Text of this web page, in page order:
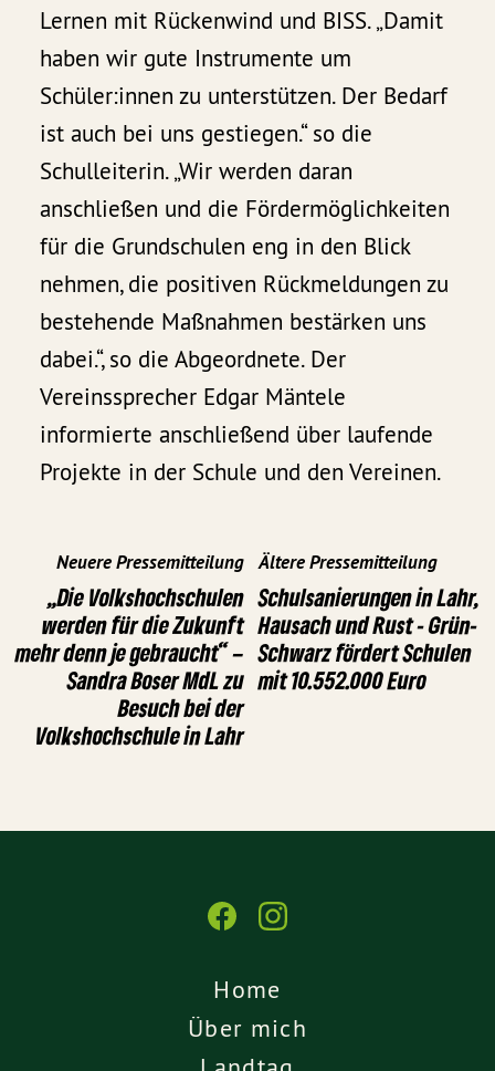
Lernen mit Rückenwind und BISS. „Damit
haben wir gute Instrumente um
Schüler:innen zu unterstützen. Der Bedarf
ist auch bei uns gestiegen.“ so die
Schulleiterin. „Wir werden daran
anschließen und die Fördermöglichkeiten
für die Grundschulen eng in den Blick
nehmen, die positiven Rückmeldungen zu
bestehende Maßnahmen bestärken uns
dabei.“, so die Abgeordnete. Der
Vereinssprecher Edgar Mäntele
informierte anschließend über laufende
Projekte in der Schule und den Vereinen.
Neuere Pressemitteilung
„Die Volkshochschulen
werden für die Zukunft
mehr denn je gebraucht“ –
Sandra Boser MdL zu
Besuch bei der
Volkshochschule in Lahr
Ältere Pressemitteilung
Schulsanierungen in Lahr,
Hausach und Rust - Grün-
Schwarz fördert Schulen
mit 10.552.000 Euro
Home
Über mich